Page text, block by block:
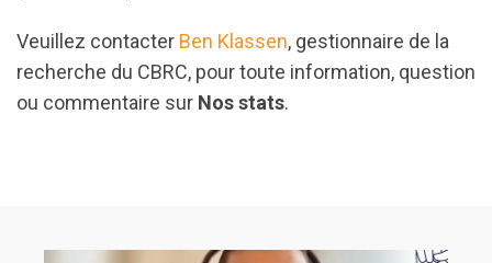
Veuillez contacter Ben Klassen, gestionnaire de la
recherche du CBRC, pour toute information, question
ou commentaire sur Nos stats.